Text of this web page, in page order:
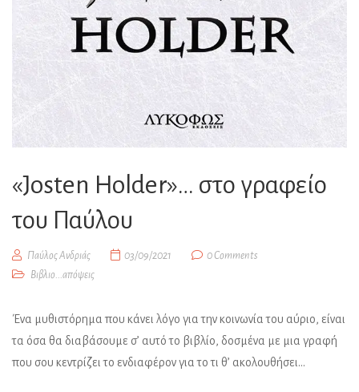
«Josten Holder»… στο γραφείο
του Παύλου
Παύλος Ανδριάς 03/09/2021
0 Comments
Βιβλιο...απόψεις
Ένα μυθιστόρημα που κάνει λόγο για την κοινωνία του αύριο, είναι
τα όσα θα διαβάσουμε σ’ αυτό το βιβλίο, δοσμένα με μια γραφή
που σου κεντρίζει το ενδιαφέρον για το τι θ’ ακολουθήσει…